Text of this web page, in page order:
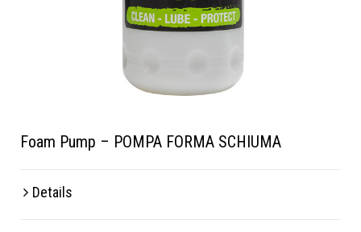
Foam Pump – POMPA FORMA SCHIUMA
Details